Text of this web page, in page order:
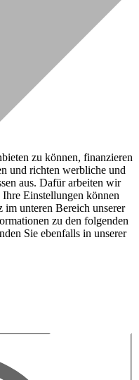
zu können, finanzieren
und richten werbliche und
aus. Dafür arbeiten wir
Einstellungen können
unteren Bereich unserer
zu den folgenden
Sie ebenfalls in unserer